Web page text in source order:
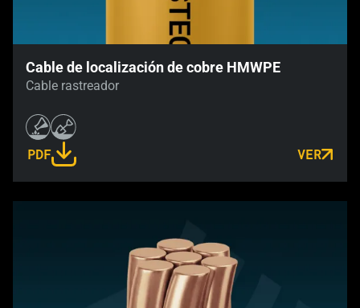
Cable de localización de cobre HMWPE
Cable rastreador
LINK OPENS IN A NEW TAB
PDF VER